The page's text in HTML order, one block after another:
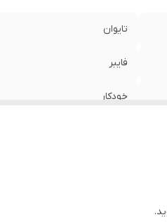
تایوان
فایبر
خودکار